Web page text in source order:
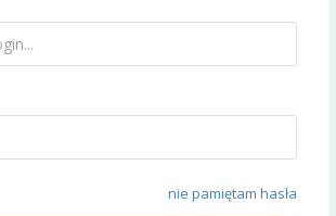
nie pamiętam hasła